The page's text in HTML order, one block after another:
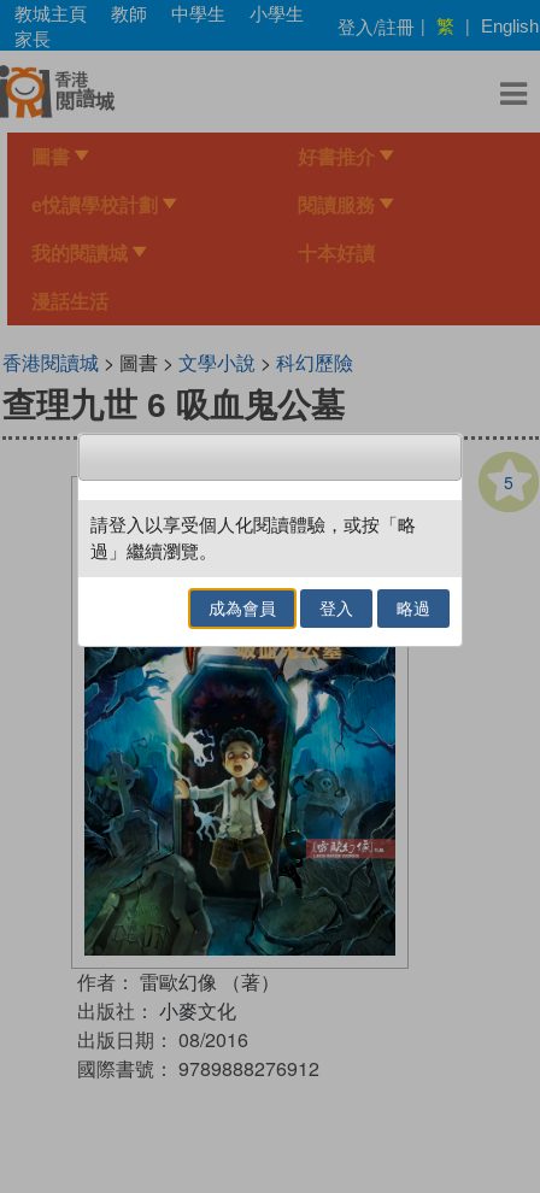
Skip
main
content
教城主頁 教師 中學生
小學生
家長
登入/註冊 | 繁 | English
圖書 好書推介
e悅讀學校計劃 閱讀服務
我的閱讀城 十本好讀
漫話生活
香港閱讀城> 圖書 > 文學小說 > 科幻歷險
查理九世 6 吸血鬼公墓
5
作者： 雷歐幻像 （著）
出版社： 小麥文化
出版日期： 08/2016
國際書號： 9789888276912
請登入以享受個人化閱讀體驗，或按「略
過」繼續瀏覽。
成為會員 登入 略過